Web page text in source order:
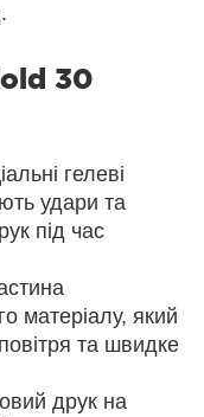
30
гелеві
удари та
під час
матеріалу, який
та швидке
друк на